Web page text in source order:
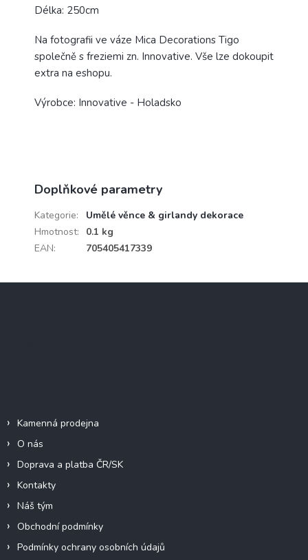
Délka: 250cm
Na fotografii ve váze Mica Decorations Tigo
společně s freziemi zn. Innovative. Vše lze dokoupit
extra na eshopu.
Výrobce: Innovative - Holadsko
Doplňkové parametry
Kategorie:
Umělé věnce & girlandy dekorace
Hmotnost:
0.1 kg
EAN: 705405417339
Z
Kamenná prodejna
O nás
Doprava a platba ČR/SK
Kontakty
Náš tým
Obchodní podmínky
Podmínky ochrany osobních údajů